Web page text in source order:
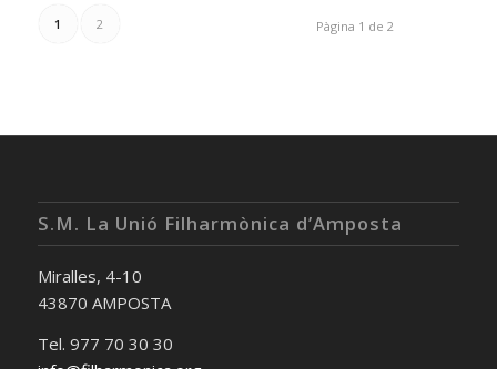
Pàgina 1 de 2
1 2
S.M. La Unió Filharmònica d’Amposta
Miralles, 4-10
43870 AMPOSTA
Tel. 977 70 30 30